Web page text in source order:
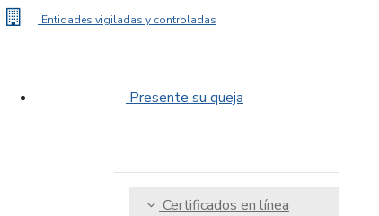
Entidades vigiladas y controladas
Presente su queja
Certificados en línea